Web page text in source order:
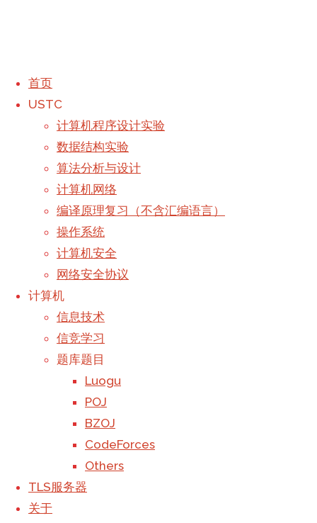
首页
USTC
计算机程序设计实验
数据结构实验
算法分析与设计
计算机网络
编译原理复习（不含汇编语言）
操作系统
计算机安全
网络安全协议
计算机
信息技术
信竞学习
题库题目
Luogu
POJ
BZOJ
CodeForces
Others
TLS服务器
关于
Luogu P1014
2019年7月4日
Luogu P1464
这不是一个程序的代码
Galaxy
首页-
关于
Back to Top
©2023 TongLi_Galaxy's Blog